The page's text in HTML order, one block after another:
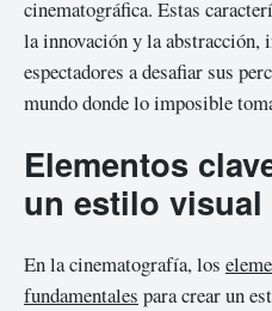
cinematográfica. Estas
la innovación y la abstracción,
espectadores a desafiar sus
mundo donde lo imposible
Elementos
un estilo visual
En la cinematografía, los
fundamentales para crear un